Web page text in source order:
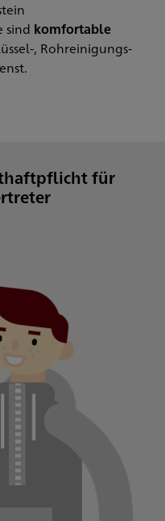
sind komfortable
, Rohreinigungs-
für